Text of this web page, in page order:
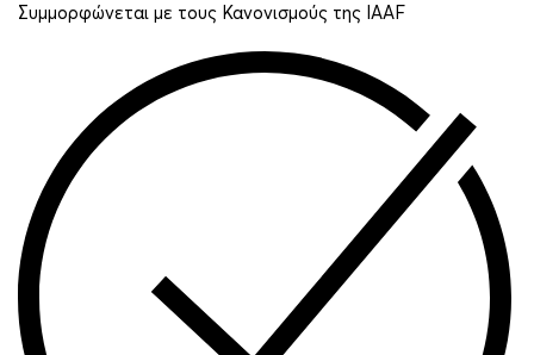
Συμμορφώνεται με τους Κανονισμούς της IAAF